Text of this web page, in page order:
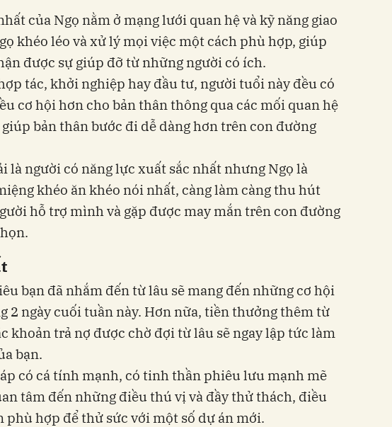
của Ngọ nằm ở mạng lưới quan hệ và kỹ năng giao
khéo léo và xử lý mọi việc một cách phù hợp, giúp
được sự giúp đỡ từ những người có ích.
tác, khởi nghiệp hay đầu tư, người tuổi này đều có
cơ hội hơn cho bản thân thông qua các mối quan hệ
bản thân bước đi dễ dàng hơn trên con đường
là người có năng lực xuất sắc nhất nhưng Ngọ là
khéo ăn khéo nói nhất, càng làm càng thu hút
hỗ trợ mình và gặp được may mắn trên con đường
bạn đã nhắm đến từ lâu sẽ mang đến những cơ hội
2 ngày cuối tuần này. Hơn nữa, tiền thưởng thêm từ
khoản trả nợ được chờ đợi từ lâu sẽ ngay lập tức làm
bạn.
có cá tính mạnh, có tinh thần phiêu lưu mạnh mẽ
tâm đến những điều thú vị và đầy thử thách, điều
phù hợp để thử sức với một số dự án mới.